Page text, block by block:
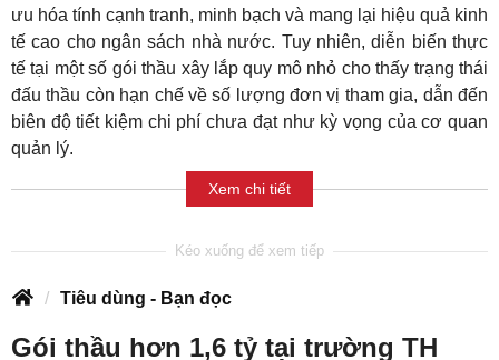
ưu hóa tính cạnh tranh, minh bạch và mang lại hiệu quả kinh
tế cao cho ngân sách nhà nước. Tuy nhiên, diễn biến thực
tế tại một số gói thầu xây lắp quy mô nhỏ cho thấy trạng thái
đấu thầu còn hạn chế về số lượng đơn vị tham gia, dẫn đến
biên độ tiết kiệm chi phí chưa đạt như kỳ vọng của cơ quan
quản lý.
Xem chi tiết
Tiêu dùng - Bạn đọc
Gói thầu hơn 1,6 tỷ tại trường TH